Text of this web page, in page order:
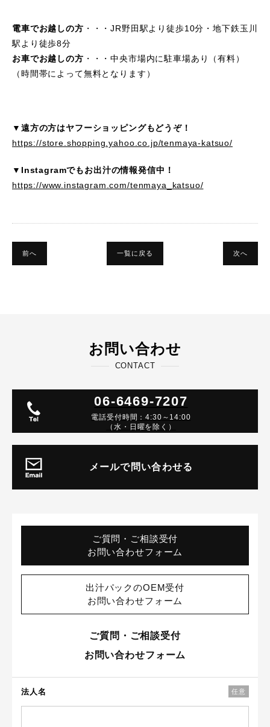
電車でお越しの方 ・・・JR野田駅より徒歩10分・地下鉄玉川
駅より徒歩8分
お車でお越しの方 ・・・中央市場内に駐車場あり（有料）
（時間帯によって無料となります）
▼遠方の方はヤフーショッピングもどうぞ！
https://store.shopping.yahoo.co.jp/tenmaya-katsuo/
▼Instagramでもお出汁の情報発信中！
https://www.instagram.com/tenmaya_katsuo/
一覧に戻る
前へ 次へ
お問い合わせ
CONTACT
06-6469-7207
電話受付時間：4:30～14:00
（水・日曜を除く）
メールで問い合わせる
ご質問・ご相談受付
お問い合わせフォーム
出汁パックのOEM受付
お問い合わせフォーム
ご質問・ご相談受付
お問い合わせフォーム
法人名 任意